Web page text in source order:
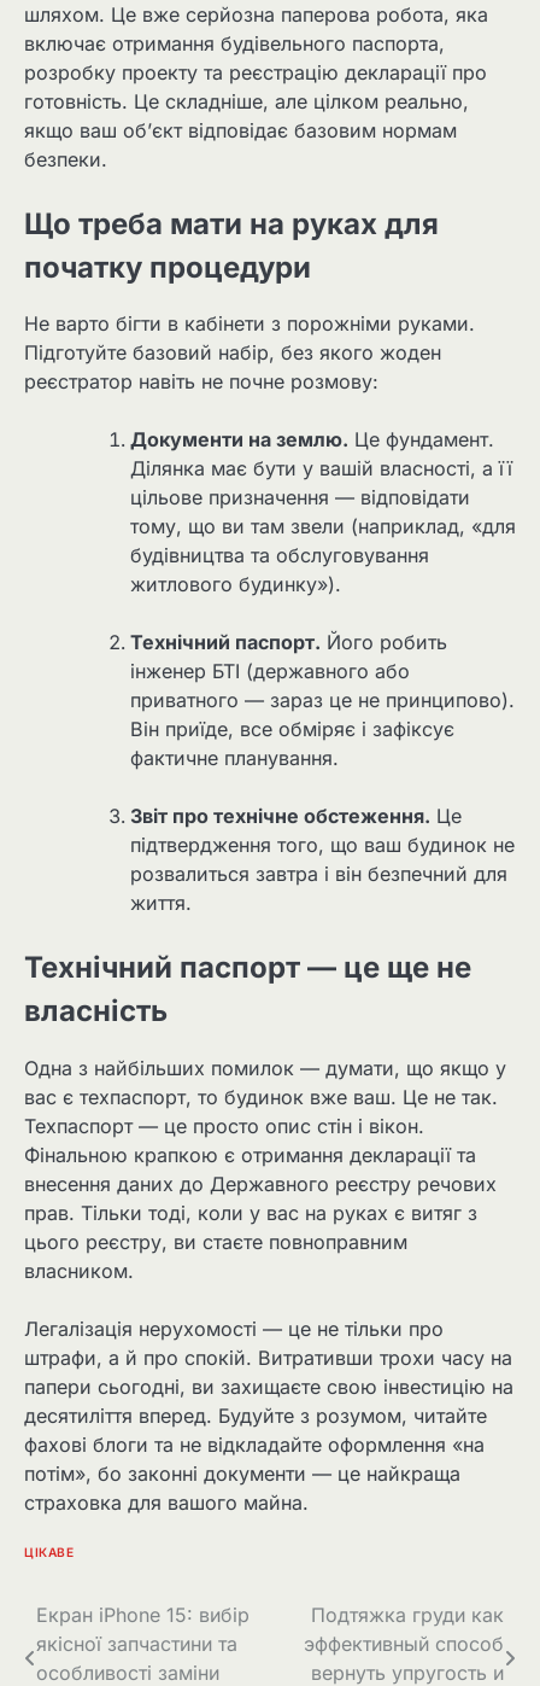
шляхом. Це вже серйозна паперова робота, яка
включає отримання будівельного паспорта,
розробку проекту та реєстрацію декларації про
готовність. Це складніше, але цілком реально,
якщо ваш об’єкт відповідає базовим нормам
безпеки.
Що треба мати на руках для
початку процедури
Не варто бігти в кабінети з порожніми руками.
Підготуйте базовий набір, без якого жоден
реєстратор навіть не почне розмову:
Документи на землю. Це фундамент.
Ділянка має бути у вашій власності, а її
цільове призначення — відповідати
тому, що ви там звели (наприклад, «для
будівництва та обслуговування
житлового будинку»).
Технічний паспорт. Його робить
інженер БТІ (державного або
приватного — зараз це не принципово).
Він приїде, все обміряє і зафіксує
фактичне планування.
Звіт про технічне обстеження. Це
підтвердження того, що ваш будинок не
розвалиться завтра і він безпечний для
життя.
Технічний паспорт — це ще не
власність
Одна з найбільших помилок — думати, що якщо у
вас є техпаспорт, то будинок вже ваш. Це не так.
Техпаспорт — це просто опис стін і вікон.
Фінальною крапкою є отримання декларації та
внесення даних до Державного реєстру речових
прав. Тільки тоді, коли у вас на руках є витяг з
цього реєстру, ви стаєте повноправним
власником.
Легалізація нерухомості — це не тільки про
штрафи, а й про спокій. Витративши трохи часу на
папери сьогодні, ви захищаєте свою інвестицію на
десятиліття вперед. Будуйте з розумом, читайте
фахові блоги та не відкладайте оформлення «на
потім», бо законні документи — це найкраща
страховка для вашого майна.
ЦІКАВЕ
Навігація
записів
Екран iPhone 15: вибір
якісної запчастини та
особливості заміни
Подтяжка груди как
эффективный способ
вернуть упругость и